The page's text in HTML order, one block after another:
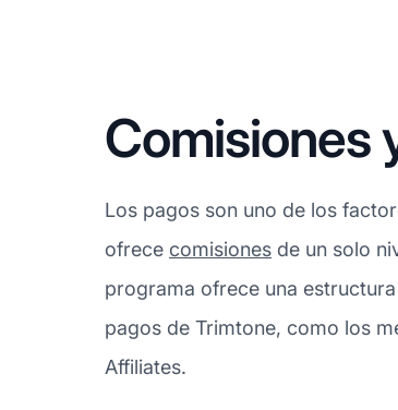
Comisiones
Los pagos son uno de los
ofrece comisiones de un solo
programa ofrece una
pagos de Trimtone, como los
Affiliates.